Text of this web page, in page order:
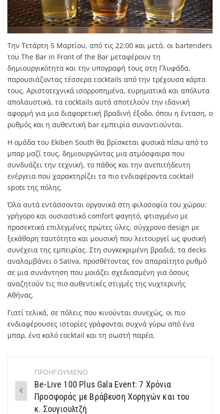
Την Τετάρτη 5 Μαρτίου, από τις 22:00 και μετά, οι bartenders
του The Bar in Front of the Bar μεταφέρουν τη
δημιουργικότητα και την υπογραφή τους στη Γλυφάδα,
παρουσιάζοντας τέσσερα cocktails από την τρέχουσα κάρτα
τους. Αριστοτεχνικά ισορροπημένα, ευρηματικά και απόλυτα
απολαυστικά, τα cocktails αυτά αποτελούν την ιδανική
αφορμή για μια διαφορετική βραδινή έξοδο, όπου η ένταση, ο
ρυθμός και η αυθεντική bar εμπειρία συναντιούνται.
Η ομάδα του Ekiben South θα βρίσκεται φυσικά πίσω από το
μπαρ μαζί τους, δημιουργώντας μια ατμόσφαιρα που
συνδυάζει την τεχνική, το πάθος και την ανεπιτήδευτη
ενέργεια που χαρακτηρίζει τα πιο ενδιαφέροντα cocktail
spots της πόλης.
Όλα αυτά εντάσσονται οργανικά στη φιλοσοφία του χώρου:
γρήγορο και ουσιαστικό comfort φαγητό, φτιαγμένο με
προσεκτικά επιλεγμένες πρώτες ύλες, σύγχρονο design με
ξεκάθαρη ταυτότητα και μουσική που λειτουργεί ως φυσική
συνέχεια της εμπειρίας. Στη συγκεκριμένη βραδιά, τα decks
αναλαμβάνει ο Sativa, προσθέτοντας τον απαραίτητο ρυθμό
σε μια συνάντηση που μοιάζει σχεδιασμένη για όσους
αναζητούν τις πιο αυθεντικές στιγμές της νυχτερινής
Αθήνας.
Γιατί τελικά, σε πόλεις που κινούνται συνεχώς, οι πιο
ενδιαφέρουσες ιστορίες γράφονται συχνά γύρω από ένα
μπαρ, ένα καλό cocktail και τη σωστή παρέα.
Post
navigation
ΠΡΟΗΓΟΥΜΕΝΟ
Be-Live 100 Plus Gala Event: 7 Χρόνια
Προσφοράς με Βράβευση Χορηγών και του
κ. Σουγιουλτζή